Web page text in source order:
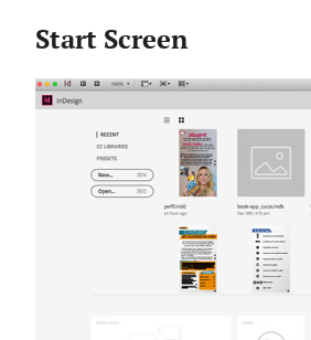
Start Screen